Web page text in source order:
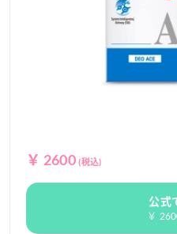
￥ 2600(税込)
公式
￥